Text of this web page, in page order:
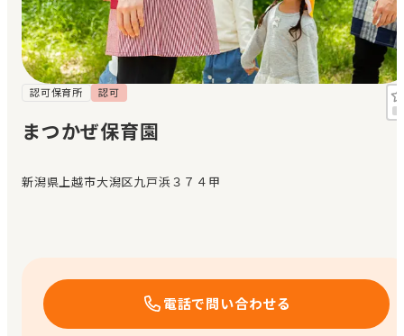
見学日記
メッセージ
おすすめの園
エンクルの特徴と活用方法
認可保育所 認可
まつかぜ保育園
新潟県上越市大潟区九戸浜３７４甲
電話で問い合わせる